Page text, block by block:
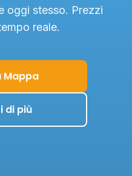
oggi stesso. Prezzi
reale.
Mappa
di più